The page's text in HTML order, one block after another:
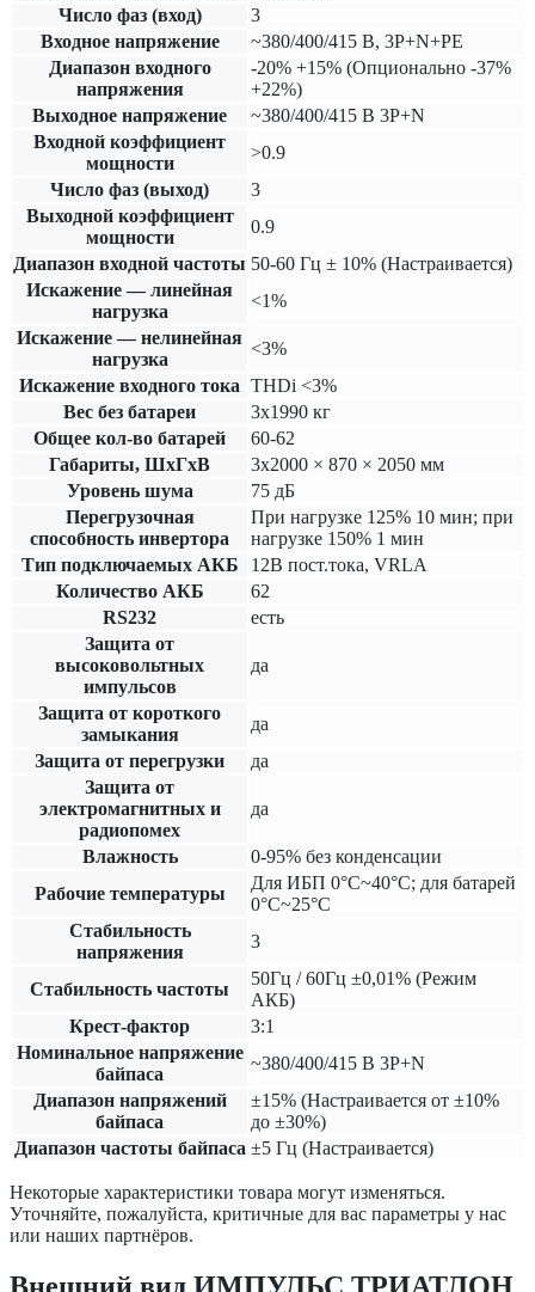
Число фаз (вход)
3
Входное напряжение
~380/400/415 В, 3P+N+PE
Диапазон входного
напряжения
-20% +15% (Опционально -37%
+22%)
Выходное напряжение
~380/400/415 В 3P+N
Входной коэффициент
мощности
>0.9
Число фаз (выход)
3
Выходной коэффициент
мощности
0.9
Диапазон входной частоты 50-60 Гц ± 10% (Настраивается)
Искажение — линейная
нагрузка
<1%
Искажение — нелинейная
нагрузка
<3%
Искажение входного тока THDi <3%
Вес без батареи
3х1990 кг
Общее кол-во батарей
60-62
Габариты, ШхГхВ
3х2000 × 870 × 2050 мм
Уровень шума
75 дБ
Перегрузочная
способность инвертора
При нагрузке 125% 10 мин; при
нагрузке 150% 1 мин
Тип подключаемых АКБ
12В пост.тока, VRLA
Количество АКБ
62
RS232
есть
Защита от
высоковольтных
импульсов
да
Защита от короткого
замыкания
да
Защита от перегрузки
да
Защита от
электромагнитных и
радиопомех
да
Влажность
0-95% без конденсации
Рабочие температуры
Для ИБП 0°C~40°C; для батарей
0°C~25°C
Cтабильность
напряжения
3
Стабильность частоты
50Гц / 60Гц ±0,01% (Режим
АКБ)
Крест-фактор
3:1
Номинальное напряжение
байпаса
~380/400/415 В 3P+N
Диапазон напряжений
байпаса
±15% (Настраивается от ±10%
до ±30%)
Диапазон частоты байпаса ±5 Гц (Настраивается)
Некоторые характеристики товара могут изменяться.
Уточняйте, пожалуйста, критичные для вас параметры у нас
или наших партнёров.
Внешний вид ИМПУЛЬС ТРИАТЛОН